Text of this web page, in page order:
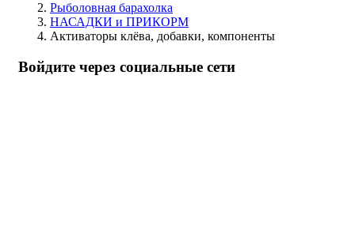
Рыболовная барахолка
НАСАДКИ и ПРИКОРМ
Активаторы клёва, добавки, компоненты
Войдите через социальные сети